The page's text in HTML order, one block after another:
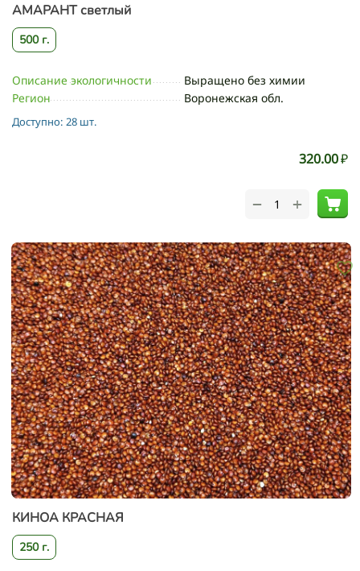
АМАРАНТ светлый
500 г.
Описание экологичности
Выращено без химии
Регион
Воронежская обл.
Доступно: 28 шт.
320.00₽
+
−
КИНОА КРАСНАЯ
250 г.